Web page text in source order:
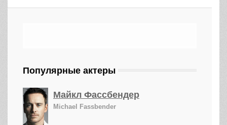
Популярные актеры
Майкл Фассбендер
Michael Fassbender